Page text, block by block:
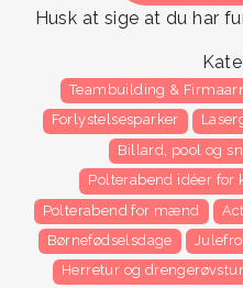
Husk at sige at du har
Teambuilding &
Forlystelsesparker
Billard, pool og
Polterabend idéer for
Polterabend for mænd
Børnefødselsdage
Herretur og drengerøvstur